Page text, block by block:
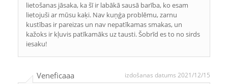
lietošanas jāsaka, ka šī ir labākā sausā barība, ko esam
lietojuši ar mūsu kaķi. Nav kuņģa problēmu, zarnu
kustības ir pareizas un nav nepatīkamas smakas, un
kažoks ir kļuvis patīkamāks uz tausti. Šobrīd es to no sirds
iesaku!
Veneficaaa izdošanas datums 2021/12/15